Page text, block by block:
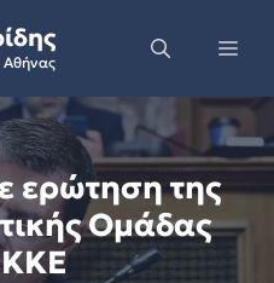
Αθήνας
ερώτηση της
Ομάδας
ΚΚΕ